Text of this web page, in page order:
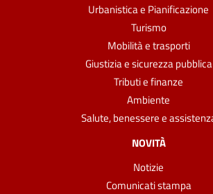
Urbanistica e Pianificazione
Turismo
Mobilità e trasporti
Giustizia e sicurezza pubblica
Tributi e finanze
Ambiente
Salute, benessere e
NOVITÀ
Notizie
Comunicati stampa